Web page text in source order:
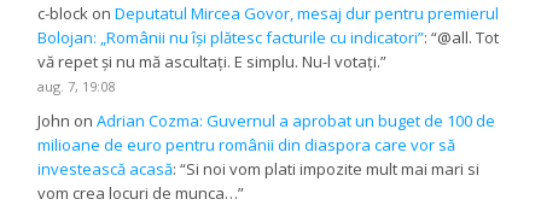
c-block onDeputatul Mircea Govor, mesaj dur pentru premierul
Bolojan: „Românii nu își plătesc facturile cu indicatori”: “@all. Tot
vă repet și nu mă ascultați. E simplu. Nu-l votați.”
aug. 7, 19:08
John onAdrian Cozma: Guvernul a aprobat un buget de 100 de
milioane de euro pentru românii din diaspora care vor să
investească acasă: “Si noi vom plati impozite mult mai mari si
vom crea locuri de munca…”